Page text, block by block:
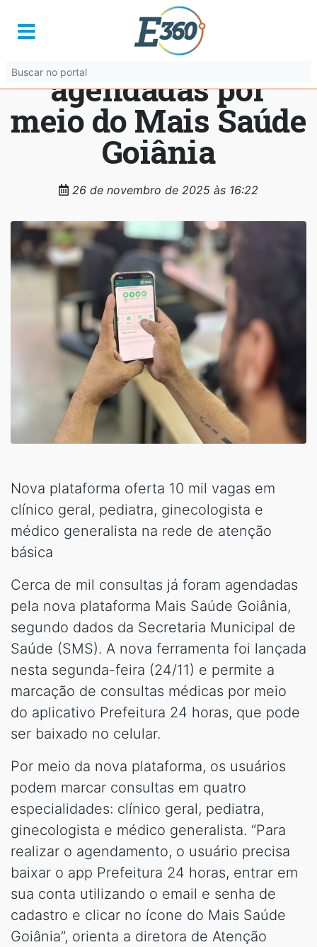
Capital tem quase
mil consultas
agendadas por
meio do Mais Saúde
Goiânia
26 de novembro de 2025 às 16:22
Nova plataforma oferta 10 mil vagas em
clínico geral, pediatra, ginecologista e
médico generalista na rede de atenção
básica
Cerca de mil consultas já foram agendadas
pela nova plataforma Mais Saúde Goiânia,
segundo dados da Secretaria Municipal de
Saúde (SMS). A nova ferramenta foi lançada
nesta segunda-feira (24/11) e permite a
marcação de consultas médicas por meio
do aplicativo Prefeitura 24 horas, que pode
ser baixado no celular.
Por meio da nova plataforma, os usuários
podem marcar consultas em quatro
especialidades: clínico geral, pediatra,
ginecologista e médico generalista. “Para
realizar o agendamento, o usuário precisa
baixar o app Prefeitura 24 horas, entrar em
sua conta utilizando o email e senha de
cadastro e clicar no ícone do Mais Saúde
Goiânia”, orienta a diretora de Atenção